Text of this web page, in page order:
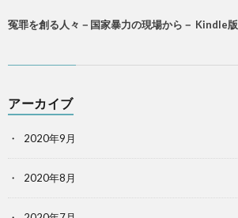
冤罪を創る人々－国家暴力の現場から－ Kindle版
アーカイブ
2020年9月
2020年8月